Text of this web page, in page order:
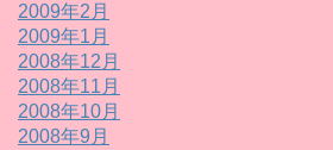
2009年2月
2009年1月
2008年12月
2008年11月
2008年10月
2008年9月